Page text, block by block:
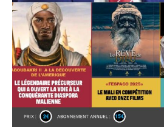
Quelques articles
Annonces
Tous les articles
Le magazine
CHOISIR LE